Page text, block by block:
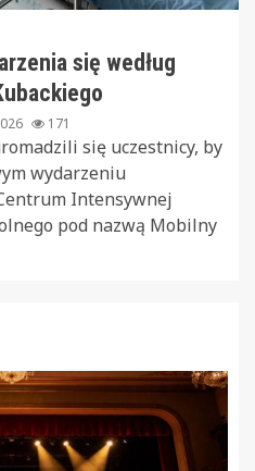
się według
171
się uczestnicy, by
wydarzeniu
Intensywnej
pod nazwą Mobilny